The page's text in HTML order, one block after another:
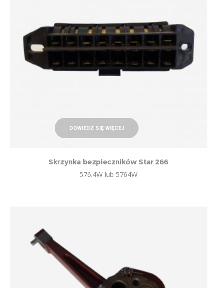
DOWIEDZ SIĘ WIĘCEJ
Skrzynka bezpieczników Star 266
576.4W lub 5764W